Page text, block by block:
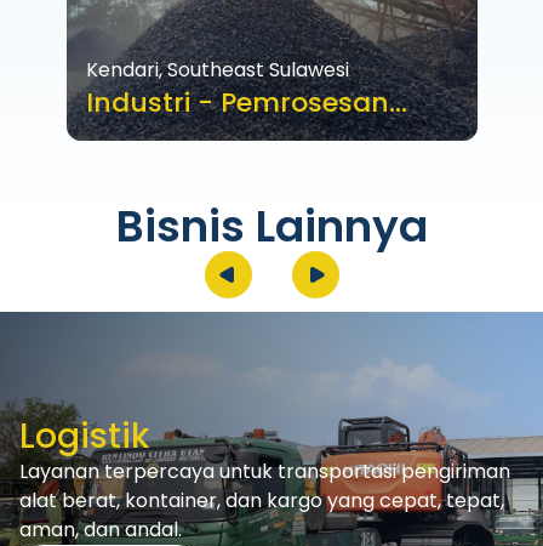
Kendari, Southeast Sulawesi
Industri - Pemrosesan
Nikel dan Besi
Bisnis Lainnya
Logistik
Layanan terpercaya untuk transportasi pengiriman
alat berat, kontainer, dan kargo yang cepat, tepat,
aman, dan andal.